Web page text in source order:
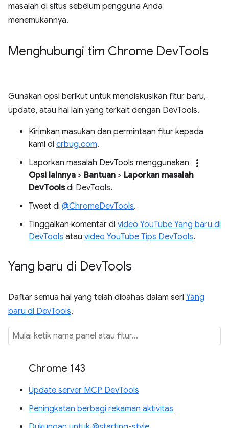
masalah di situs sebelum pengguna Anda
menemukannya.
Menghubungi tim Chrome DevTools
Gunakan opsi berikut untuk mendiskusikan fitur baru,
update, atau hal lain yang terkait dengan DevTools.
Kirimkan masukan dan permintaan fitur kepada
kami di crbug.com.
Laporkan masalah DevTools menggunakan
more_vert
Opsi lainnya > Bantuan > Laporkan masalah
DevToolsdi DevTools.
Tweet di @ChromeDevTools.
Tinggalkan komentar di video YouTube Yang baru di
DevTools atau video YouTube Tips DevTools.
Yang baru di DevTools
Daftar semua hal yang telah dibahas dalam seri Yang
baru di DevTools.
Chrome 143
Update server MCP DevTools
Peningkatan berbagi rekaman aktivitas